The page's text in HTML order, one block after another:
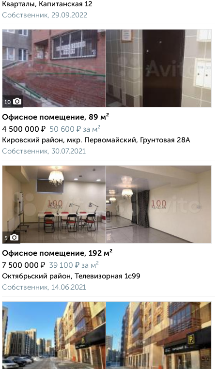
Кварталы, Капитанская 12
Собственник, 29.09.2022
10
Офисное помещение, 89 м²
4 500 000 ₽ 50 600 ₽ за м²
Кировский район, мкр. Первомайский, Грунтовая 28А
Собственник, 30.07.2021
5
Офисное помещение, 192 м²
7 500 000 ₽ 39 100 ₽ за м²
Октябрьский район, Телевизорная 1с99
Собственник, 14.06.2021